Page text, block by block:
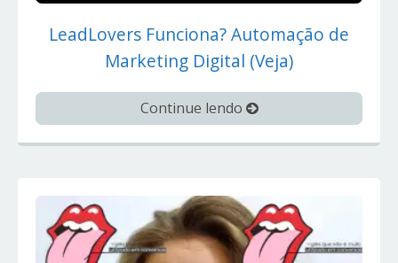
LeadLovers Funciona? Automação de
Marketing Digital (Veja)
Continue lendo